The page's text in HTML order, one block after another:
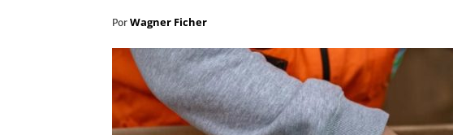
Por Wagner Ficher